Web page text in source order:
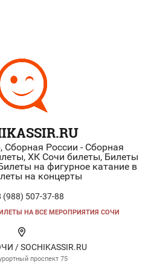
России - Сборная
ХК Сочи билеты, Билеты
на фигурное катание в
на концерты
(988) 507-37-88
НА ВСЕ МЕРОПРИЯТИЯ СОЧИ
/ SOCHIKASSIR.RU
проспект 75